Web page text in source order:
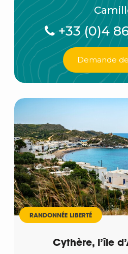
+33 (0)4
Demande
RANDONNÉE LIBERTÉ
Cythère, l’île